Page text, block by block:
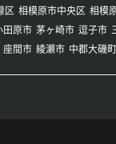
区 相模原市中央区 相模
田原市 茅ヶ崎市 逗子市
座間市 綾瀬市 中郡大磯町